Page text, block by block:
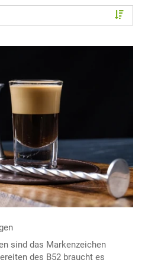
sind das Markenzeichen
des B52 braucht es